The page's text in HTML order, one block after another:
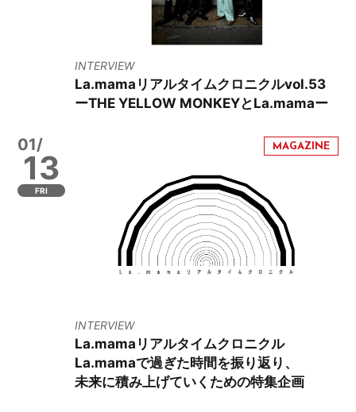
INTERVIEW
La.mamaリアルタイムクロニクルvol.53
ーTHE YELLOW MONKEYとLa.mamaー
01/
13
FRI
INTERVIEW
La.mamaリアルタイムクロニクル
La.mamaで過ぎた時間を振り返り、
未来に積み上げていくための特集企画